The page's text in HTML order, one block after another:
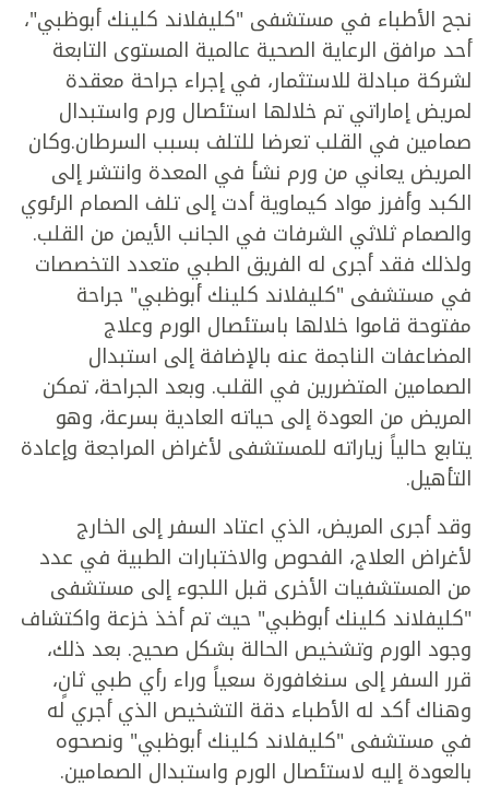
نجح الأطباء في مستشفى "كليفلاند كلينك أبوظبي"،
أحد مرافق الرعاية الصحية عالمية المستوى التابعة
لشركة مبادلة للاستثمار، في إجراء جراحة معقدة
لمريض إماراتي تم خلالها استئصال ورم واستبدال
صمامين في القلب تعرضا للتلف بسبب السرطان.وكان
المريض يعاني من ورم نشأ في المعدة وانتشر إلى
الكبد وأفرز مواد كيماوية أدت إلى تلف الصمام الرئوي
والصمام ثلاثي الشرفات في الجانب الأيمن من القلب.
ولذلك فقد أجرى له الفريق الطبي متعدد التخصصات
في مستشفى "كليفلاند كلينك أبوظبي" جراحة
مفتوحة قاموا خلالها باستئصال الورم وعلاج
المضاعفات الناجمة عنه بالإضافة إلى استبدال
الصمامين المتضررين في القلب. وبعد الجراحة، تمكن
المريض من العودة إلى حياته العادية بسرعة، وهو
يتابع حالياً زياراته للمستشفى لأغراض المراجعة وإعادة
التأهيل.
وقد أجرى المريض، الذي اعتاد السفر إلى الخارج
لأغراض العلاج، الفحوص والاختبارات الطبية في عدد
من المستشفيات الأخرى قبل اللجوء إلى مستشفى
"كليفلاند كلينك أبوظبي" حيث تم أخذ خزعة واكتشاف
وجود الورم وتشخيص الحالة بشكل صحيح. بعد ذلك،
قرر السفر إلى سنغافورة سعياً وراء رأي طبي ثانٍ،
وهناك أكد له الأطباء دقة التشخيص الذي أجري له
في مستشفى "كليفلاند كلينك أبوظبي" ونصحوه
بالعودة إليه لاستئصال الورم واستبدال الصمامين.